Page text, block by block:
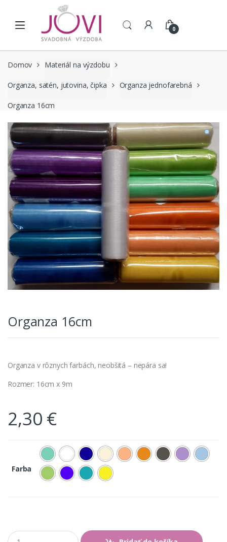
0
Domov Materiál na výzdobu
Organza, satén, jutovina, čipka Organza jednofarebná
Organza 16cm
Organza 16cm
Organza v rôznych farbách, neobšitá – nepára sa!
Rozmer: 16cm x 9m
2,30 €
Farba
Q